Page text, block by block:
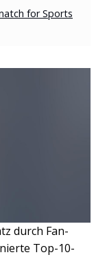
for Sports
durch Fan-
Top-10-